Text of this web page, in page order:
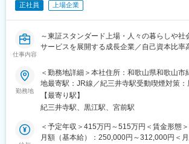
ライフステージに応じた柔軟な働き方が可能
変更の範囲：会社の定める業務
わせた提案
◇この仕事の魅力
イル
・社内のセールスエンジニアや外部パートナ
要件整理～提案内容の企画・検討～導入まで
・通信・クラウド・セキュリティなど、複数
高付加価値提案に携われる
・自治体・地域企業を支え、地域の課題解
・案件は数ヶ月～年単位の長期プロジェクト
正社員 上場企業
仕事内容
～東証スタンダード上場・人々の暮らしや社
サービスを展開する成長企業／自己資本比率
■業務概要：
デジタル証明書発行サービス『CloudCerts』
携わっていただきます。既存顧客の対応から
れてきた段階で新規営業をお任せします。
競合に先駆け投資を行い、学術・医療等複数
得に成功、国家認定も複数取得。将来的に爆
るデジタル証明分野で新規顧客を開拓してい
勤務地
＜勤務地詳細＞本社住所：和歌山県和歌山市
地最寄駅：JR線／紀三井寺駅受動喫煙対策
範囲：会社の定める事業所（リモートワーク
【最寄り駅】
紀三井寺駅、黒江駅、宮前駅
＜予定年収＞415万円～515万円＜賃金形態
月額（基本給）：250,000円～312,000円＜